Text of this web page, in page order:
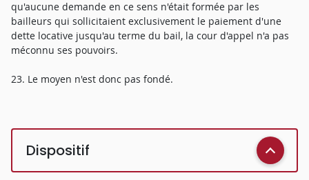
qu'aucune demande en ce sens n'était formée par les
bailleurs qui sollicitaient exclusivement le paiement d'une
dette locative jusqu'au terme du bail, la cour d'appel n'a pas
méconnu ses pouvoirs.
23. Le moyen n'est donc pas fondé.
Dispositif